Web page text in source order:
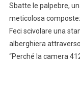
Sbatte le palpebre,
meticolosa
Feci scivolare una
alberghiera
“Perché la camera